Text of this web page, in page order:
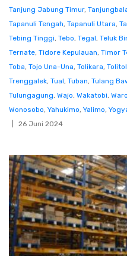
Tanjung Jabung Timur,
Tapanuli Tengah, Tapanuli Utara,
Tebing Tinggi, Tebo, Tegal, Teluk
Ternate, Tidore Kepulauan, Timor
Toba, Tojo Una-Una, Tolikara,
Trenggalek, Tual, Tuban, Tulang
Tulungagung, Wajo, Wakatobi,
Wonosobo, Yahukimo, Yalimo,
26 Juni 2024